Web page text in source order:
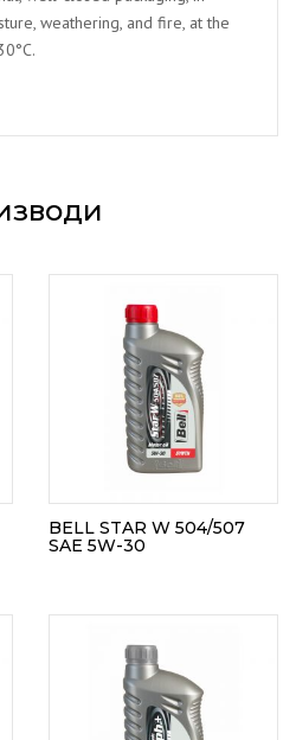
weathering, and fire, at the
BELL STAR W 504/507
SAE 5W-30